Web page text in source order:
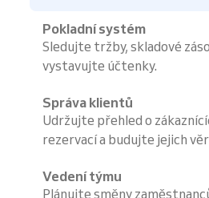
Pokladní systém
Sledujte tržby, skladové
vystavujte účtenky.
Správa klientů
Udržujte přehled o
rezervací a budujte jejich
Vedení týmu
Plánujte směny